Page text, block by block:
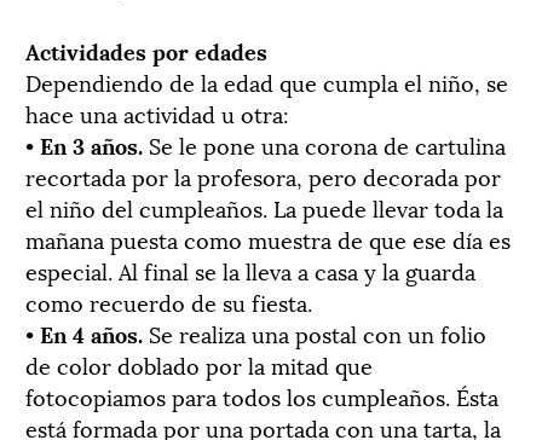
Actividades por edades
Dependiendo de la edad que cumpla el niño, se
hace una actividad u otra:
•En 3 años. Se le pone una corona de cartulina
recortada por la profesora, pero decorada por
el niño del cumpleaños. La puede llevar toda la
mañana puesta como muestra de que ese día es
especial. Al final se la lleva a casa y la guarda
como recuerdo de su fiesta.
•En 4 años. Se realiza una postal con un folio
de color doblado por la mitad que
fotocopiamos para todos los cumpleaños. Ésta
está formada por una portada con una tarta, la